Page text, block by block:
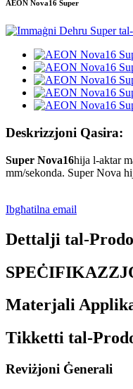
AEON Nova16 Super
Deskrizzjoni Qasira:
Super Nova16hija l-aktar
mm/sekonda. Super Nova
Ibgħatilna email
Dettalji tal-
Materjali
Tikketti tal-
Reviżjoni Ġenerali